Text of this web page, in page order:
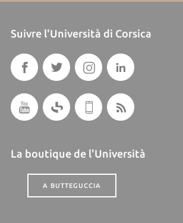
Suivre l'Università di Corsica
La boutique de l'Università
A BUTTEGUCCIA